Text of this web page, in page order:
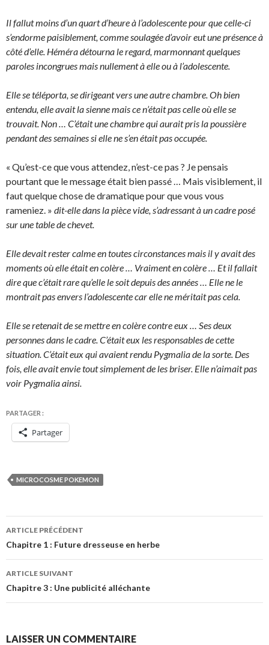
Il fallut moins d’un quart d’heure à l’adolescente pour que celle-ci
s’endorme paisiblement, comme soulagée d’avoir eut une présence à
côté d’elle. Héméra détourna le regard, marmonnant quelques
paroles incongrues mais nullement à elle ou à l’adolescente.
Elle se téléporta, se dirigeant vers une autre chambre. Oh bien
entendu, elle avait la sienne mais ce n’était pas celle où elle se
trouvait. Non … C’était une chambre qui aurait pris la poussière
pendant des semaines si elle ne s’en était pas occupée.
« Qu’est-ce que vous attendez, n’est-ce pas ? Je pensais
pourtant que le message était bien passé … Mais visiblement, il
faut quelque chose de dramatique pour que vous vous
rameniez. » dit-elle dans la pièce vide, s’adressant à un cadre posé
sur une table de chevet.
Elle devait rester calme en toutes circonstances mais il y avait des
moments où elle était en colère … Vraiment en colère … Et il fallait
dire que c’était rare qu’elle le soit depuis des années … Elle ne le
montrait pas envers l’adolescente car elle ne méritait pas cela.
Elle se retenait de se mettre en colère contre eux … Ses deux
personnes dans le cadre. C’était eux les responsables de cette
situation. C’était eux qui avaient rendu Pygmalia de la sorte. Des
fois, elle avait envie tout simplement de les briser. Elle n’aimait pas
voir Pygmalia ainsi.
PARTAGER :
Partager
MICROCOSME POKEMON
Navigation
des
articles
ARTICLE PRÉCÉDENT
Chapitre 1 : Future dresseuse en herbe
ARTICLE SUIVANT
Chapitre 3 : Une publicité alléchante
LAISSER UN COMMENTAIRE